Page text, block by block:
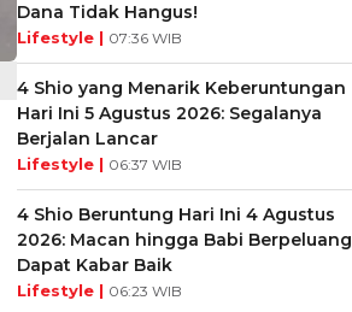
Dana Tidak Hangus!
Lifestyle | 07:36 WIB
4 Shio yang Menarik Keberuntungan
Hari Ini 5 Agustus 2026: Segalanya
Berjalan Lancar
Lifestyle | 06:37 WIB
4 Shio Beruntung Hari Ini 4 Agustus
2026: Macan hingga Babi Berpeluang
Dapat Kabar Baik
Lifestyle | 06:23 WIB